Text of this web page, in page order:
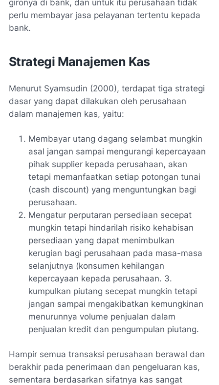
gironya di bank, dan untuk itu perusahaan tidak
perlu membayar jasa pelayanan tertentu kepada
bank.
Strategi Manajemen Kas
Menurut Syamsudin (2000), terdapat tiga strategi
dasar yang dapat dilakukan oleh perusahaan
dalam manajemen kas, yaitu:
Membayar utang dagang selambat mungkin
asal jangan sampai mengurangi kepercayaan
pihak supplier kepada perusahaan, akan
tetapi memanfaatkan setiap potongan tunai
(cash discount) yang menguntungkan bagi
perusahaan.
Mengatur perputaran persediaan secepat
mungkin tetapi hindarilah risiko kehabisan
persediaan yang dapat menimbulkan
kerugian bagi perusahaan pada masa-masa
selanjutnya (konsumen kehilangan
kepercayaan kepada perusahaan. 3.
kumpulkan piutang secepat mungkin tetapi
jangan sampai mengakibatkan kemungkinan
menurunnya volume penjualan dalam
penjualan kredit dan pengumpulan piutang.
Hampir semua transaksi perusahaan berawal dan
berakhir pada penerimaan dan pengeluaran kas,
sementara berdasarkan sifatnya kas sangat